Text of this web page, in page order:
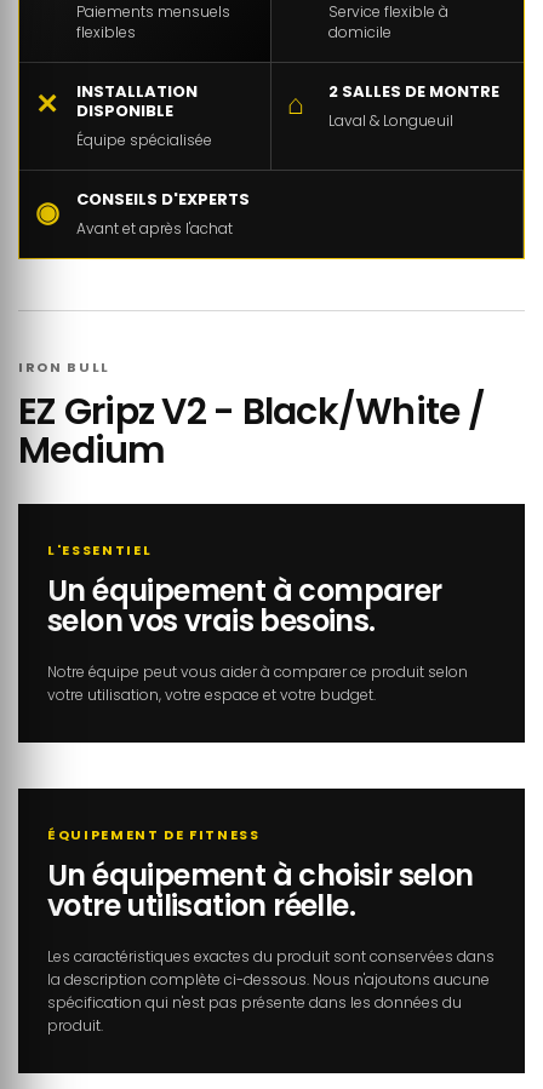
Paiements mensuels
flexibles
Service flexible à
domicile
✕
INSTALLATION
DISPONIBLE
Équipe spécialisée
⌂ 2 SALLES DE MONTRE
Laval & Longueuil
◉ CONSEILS D'EXPERTS
Avant et après l'achat
IRON BULL
EZ Gripz V2 - Black/White /
Medium
L'ESSENTIEL
Un équipement à comparer
selon vos vrais besoins.
Notre équipe peut vous aider à comparer ce produit selon
votre utilisation, votre espace et votre budget.
ÉQUIPEMENT DE FITNESS
Un équipement à choisir selon
votre utilisation réelle.
Les caractéristiques exactes du produit sont conservées dans
la description complète ci-dessous. Nous n'ajoutons aucune
spécification qui n'est pas présente dans les données du
produit.